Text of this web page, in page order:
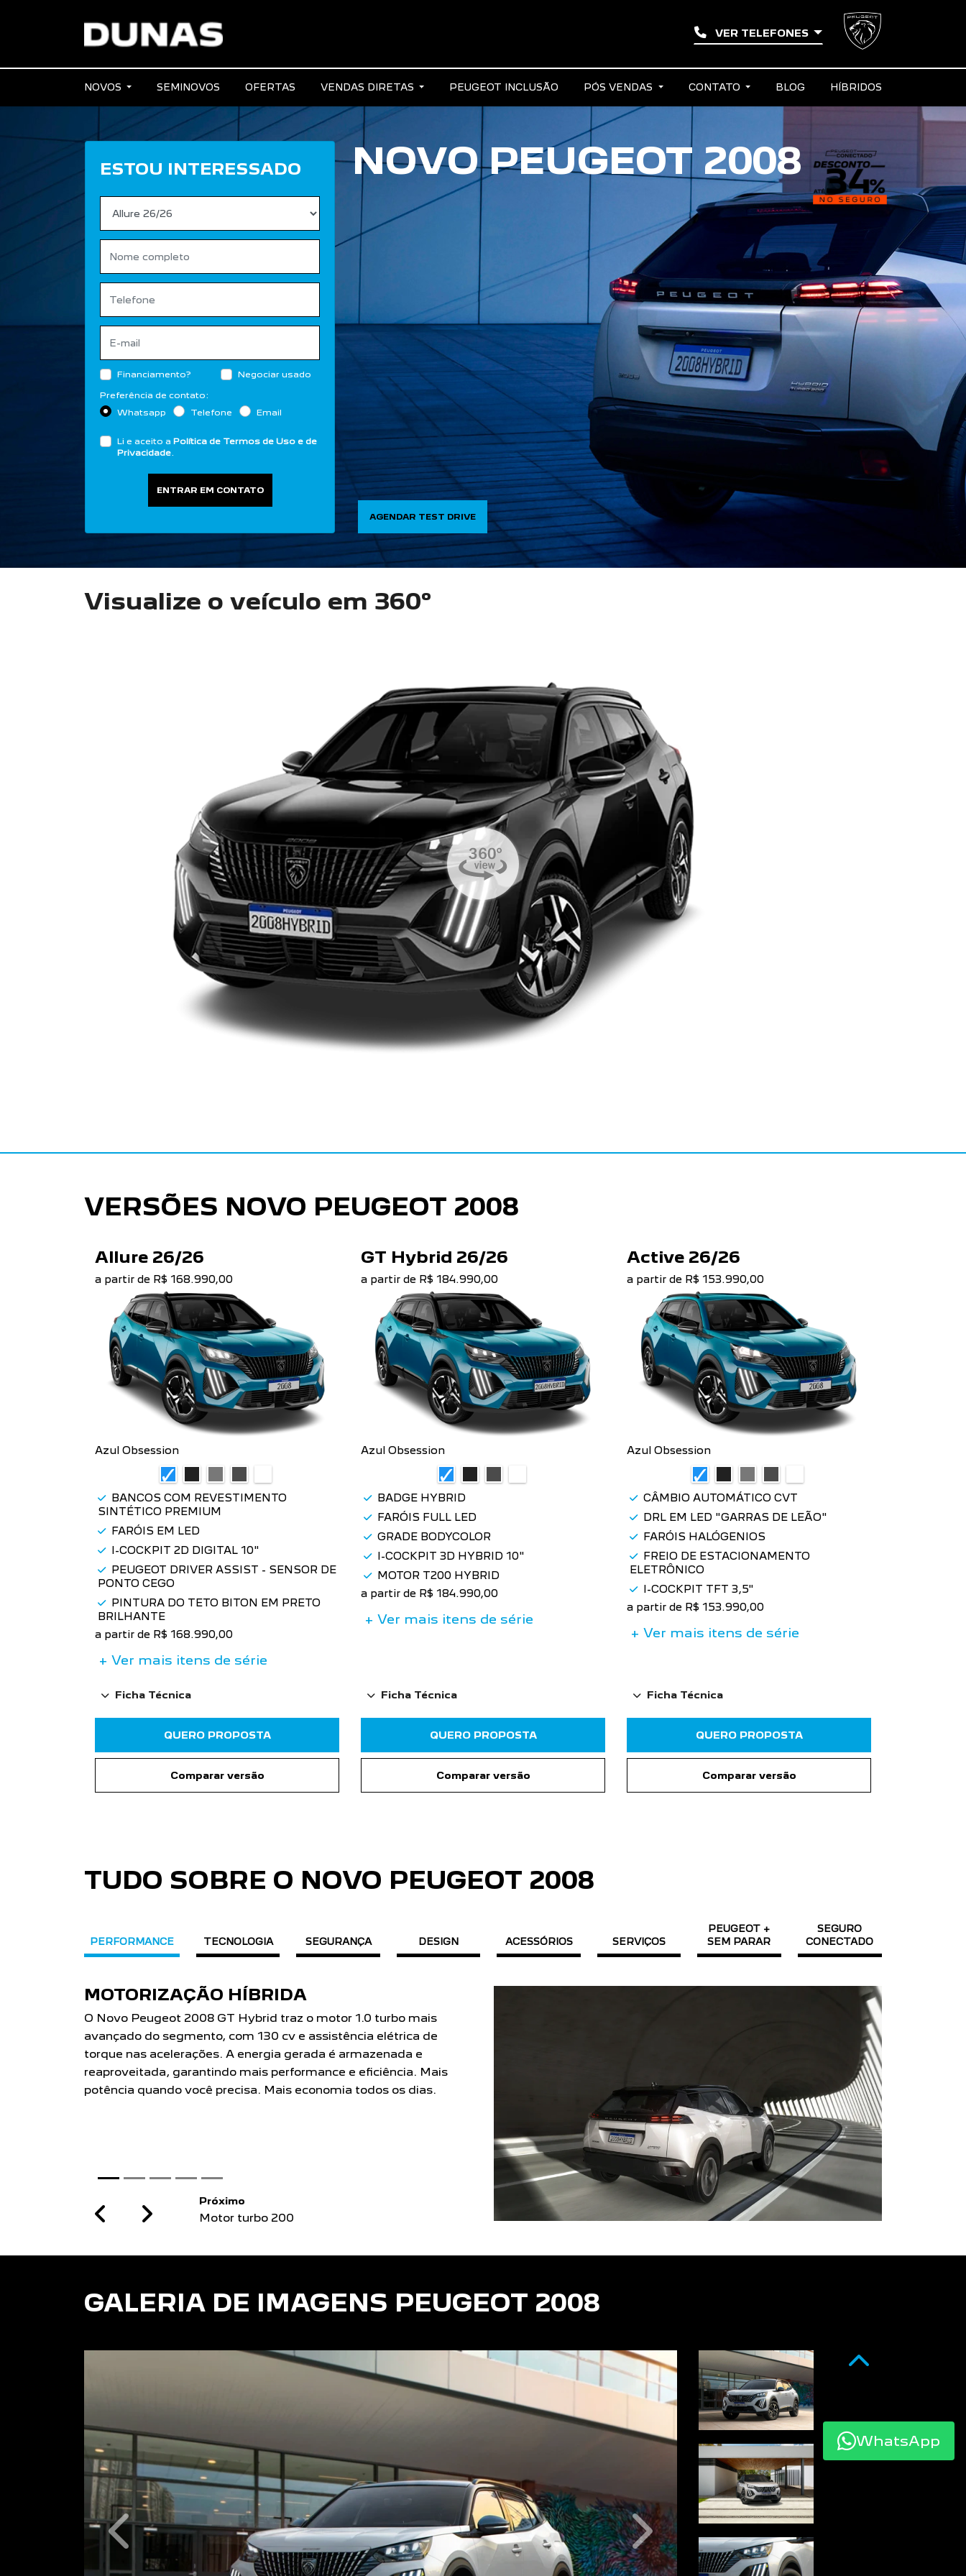
VER TELEFONES
NOVOS SEMINOVOS OFERTAS VENDAS DIRETAS PEUGEOT INCLUSÃO PÓS VENDAS CONTATO BLOG HÍBRIDOS
ESTOU INTERESSADO
Financiamento?
Negociar usado
Preferência de contato:
Whatsapp
Telefone Email
Li e aceito a Política de Termos de Uso e de
Privacidade.
ENTRAR EM CONTATO
NOVO PEUGEOT 2008
AGENDAR TEST DRIVE
Visualize o veículo em 360°
VERSÕES NOVO PEUGEOT 2008
Allure 26/26
a partir de R$ 168.990,00
Azul Obsession
BANCOS COM REVESTIMENTO
SINTÉTICO PREMIUM
FARÓIS EM LED
I-COCKPIT 2D DIGITAL 10"
PEUGEOT DRIVER ASSIST - SENSOR DE
PONTO CEGO
PINTURA DO TETO BITON EM PRETO
BRILHANTE
a partir de R$ 168.990,00
+ Ver mais itens de série
Ficha Técnica
QUERO PROPOSTA
Comparar versão
GT Hybrid 26/26
a partir de R$ 184.990,00
Azul Obsession
BADGE HYBRID
FARÓIS FULL LED
GRADE BODYCOLOR
I-COCKPIT 3D HYBRID 10"
MOTOR T200 HYBRID
a partir de R$ 184.990,00
+ Ver mais itens de série
Ficha Técnica
QUERO PROPOSTA
Comparar versão
Active 26/26
a partir de R$ 153.990,00
Azul Obsession
CÂMBIO AUTOMÁTICO CVT
DRL EM LED "GARRAS DE LEÃO"
FARÓIS HALÓGENIOS
FREIO DE ESTACIONAMENTO
ELETRÔNICO
I-COCKPIT TFT 3,5"
a partir de R$ 153.990,00
+ Ver mais itens de série
Ficha Técnica
QUERO PROPOSTA
Comparar versão
TUDO SOBRE O NOVO PEUGEOT 2008
PERFORMANCE TECNOLOGIA SEGURANÇA DESIGN ACESSÓRIOS SERVIÇOS
PEUGEOT +
SEM PARAR
SEGURO
CONECTADO
MOTOR TURBO 200
Potência para você ir mais longe, mais rápido. As versões GT
Hybrid T200 AT, Allure T200 AT e Active T200 AT do Novo
Peugeot 2008 com o Motor Turbo 200 Flex com 130 cv de
potência e 200 Nm de torque.
Próximo
GALERIA DE IMAGENS PEUGEOT 2008
WhatsApp